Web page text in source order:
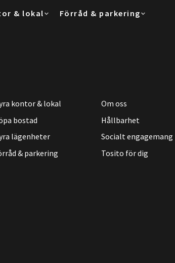
& lokal Förråd & parkering
kontor & lokal
bostad
lägenheter
& parkering
Om oss
Hållbarhet
Socialt engagemang
Tosito för dig